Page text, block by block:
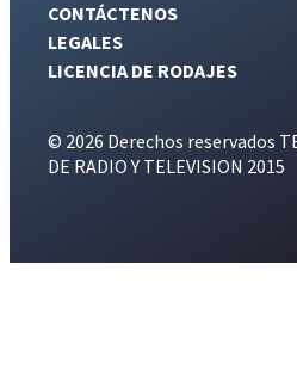
CONTÁCTENOS
LEGALES
LICENCIA DE RODAJES
© 2026 Derechos reservados
DE RADIO Y TELEVISION 2015